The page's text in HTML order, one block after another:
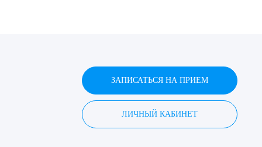
ЗАПИСАТЬСЯ НА ПРИЕМ
ЛИЧНЫЙ КАБИНЕТ